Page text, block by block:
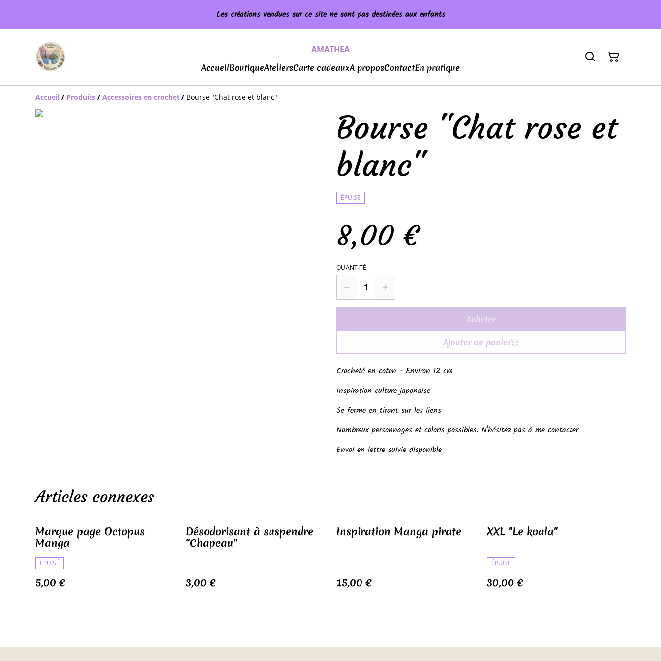
Les créations vendues sur ce site ne sont pas destinées aux enfants
AMATHEA
AccueilBoutiqueAteliersCarte cadeauxA proposContactEn pratique
Accueil / Produits / Accessoires en crochet / Bourse "Chat rose et blanc"
Bourse "Chat rose et
blanc"
ÉPUISÉ
8,00 €
QUANTITÉ
Acheter
Ajouter au panier
Crocheté en coton - Environ 12 cm
Inspiration culture japonaise
Se ferme en tirant sur les liens
Nombreux personnages et coloris possibles. N'hésitez pas à me contacter
Envoi en lettre suivie disponible
Articles connexes
Marque page Octopus
Manga
ÉPUISÉ
5,00 €
Désodorisant à suspendre
"Chapeau"
3,00 €
Inspiration Manga pirate
15,00 €
XXL "Le koala"
ÉPUISÉ
30,00 €